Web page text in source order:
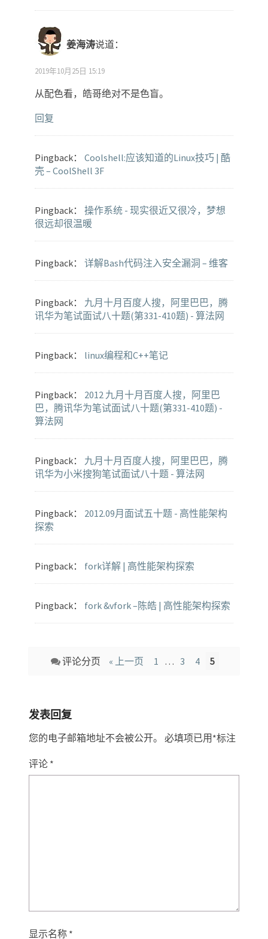
姜海涛说道：
2019年10月25日 15:19
从配色看，皓哥绝对不是色盲。
回复
Pingback： Coolshell:应该知道的Linux技巧 | 酷
壳 – CoolShell 3F
Pingback： 操作系统 - 现实很近又很冷，梦想
很远却很温暖
Pingback： 详解Bash代码注入安全漏洞 – 维客
Pingback： 九月十月百度人搜，阿里巴巴，腾
讯华为笔试面试八十题(第331-410题) - 算法网
Pingback： linux编程和C++笔记
Pingback： 2012 九月十月百度人搜，阿里巴
巴，腾讯华为笔试面试八十题(第331-410题) -
算法网
Pingback： 九月十月百度人搜，阿里巴巴，腾
讯华为小米搜狗笔试面试八十题 - 算法网
Pingback： 2012.09月面试五十题 - 高性能架构
探索
Pingback： fork详解 | 高性能架构探索
Pingback： fork &vfork –陈皓 | 高性能架构探索
Comment
navigation
评论分页 « 上一页 1 … 3 4 5
发表回复
您的电子邮箱地址不会被公开。 必填项已用 *标注
评论 *
显示名称 *